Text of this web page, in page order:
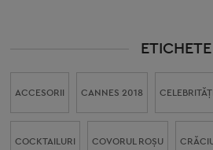
ETICHETE
ACCESORII CANNES 2018 CELEBRITĂŢI
COCKTAILURI COVORUL ROŞU